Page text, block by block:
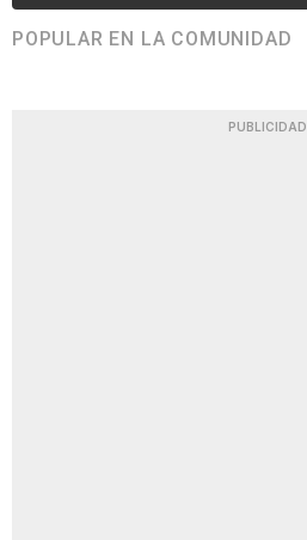
POPULAR EN LA COMUNIDAD
PUBLICIDAD